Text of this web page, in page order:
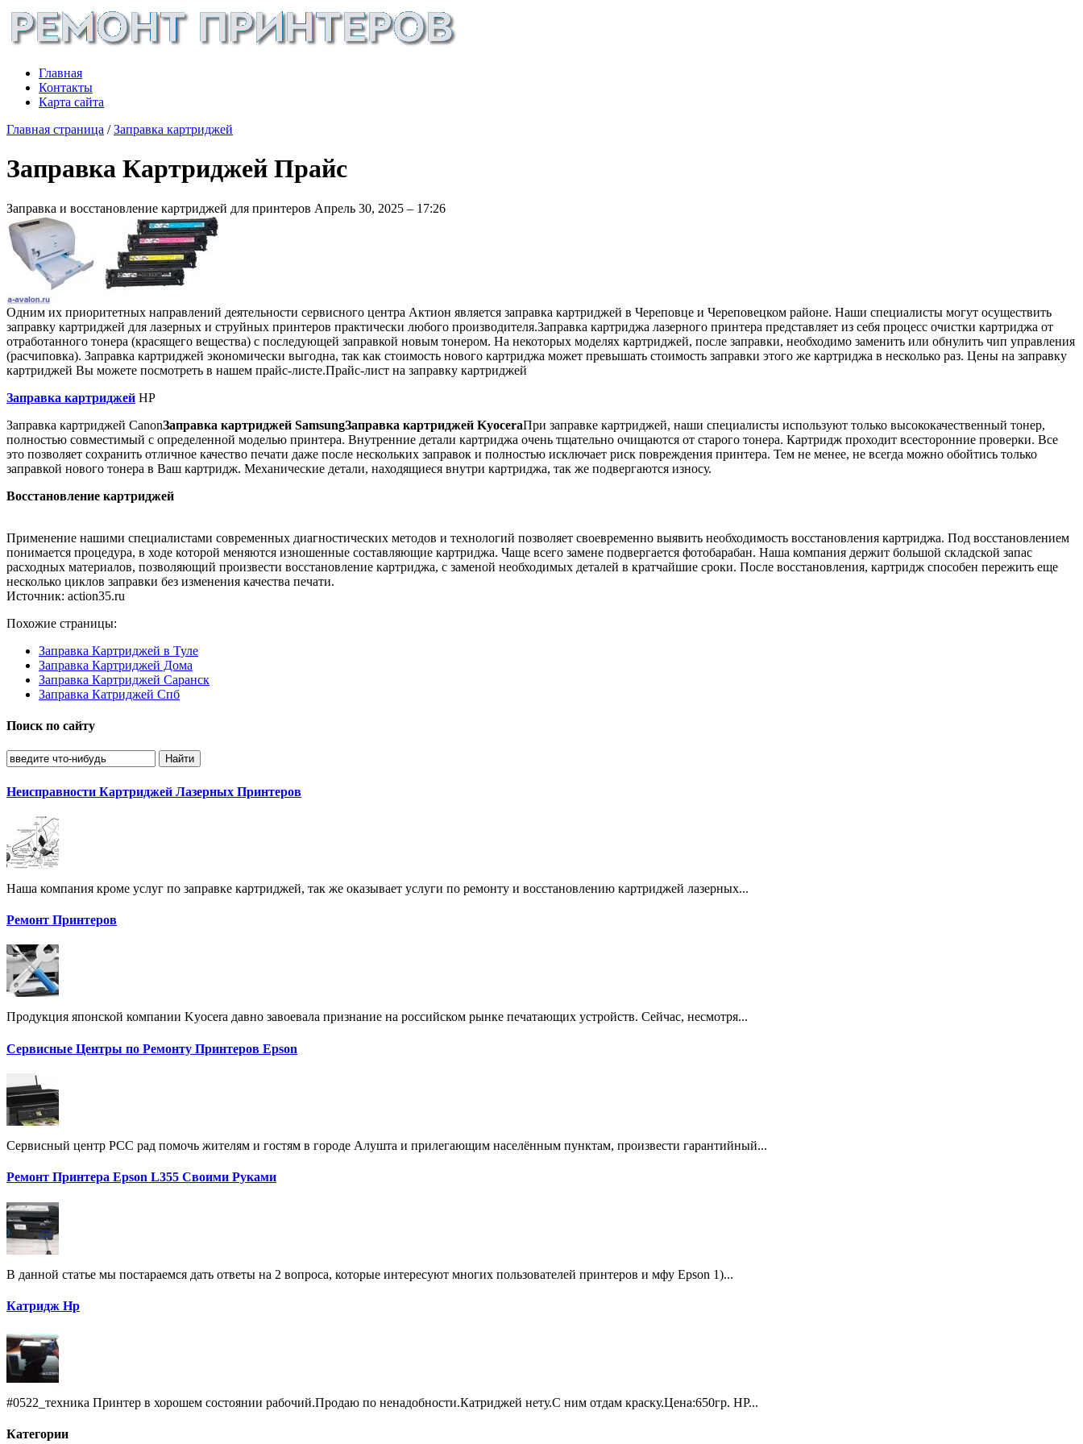
Главная
Контакты
Карта сайта
Главная страница /Заправка картриджей
Заправка Картриджей Прайс
Заправка и восстановление картриджей для принтеров Апрель 30, 2025 – 17:26
Одним их приоритетных направлений деятельности сервисного центра Актион является заправка картриджей в Череповце и Череповецком районе. Наши специалисты могут осуществить
заправку картриджей для лазерных и струйных принтеров практически любого производителя.Заправка картриджа лазерного принтера представляет из себя процесс очистки картриджа от
отработанного тонера (красящего вещества) с последующей заправкой новым тонером. На некоторых моделях картриджей, после заправки, необходимо заменить или обнулить чип управления
(расчиповка). Заправка картриджей экономически выгодна, так как стоимость нового картриджа может превышать стоимость заправки этого же картриджа в несколько раз. Цены на заправку
картриджей Вы можете посмотреть в нашем прайс-листе.Прайс-лист на заправку картриджей
Заправка картриджей HP
Заправка картриджей CanonЗаправка картриджей SamsungЗаправка картриджей KyoceraПри заправке картриджей, наши специалисты используют только высококачественный тонер,
полностью совместимый с определенной моделью принтера. Внутренние детали картриджа очень тщательно очищаются от старого тонера. Картридж проходит всесторонние проверки. Все
это позволяет сохранить отличное качество печати даже после нескольких заправок и полностью исключает риск повреждения принтера. Тем не менее, не всегда можно обойтись только
заправкой нового тонера в Ваш картридж. Механические детали, находящиеся внутри картриджа, так же подвергаются износу.
Восстановление картриджей
Применение нашими специалистами современных диагностических методов и технологий позволяет своевременно выявить необходимость восстановления картриджа. Под восстановлением
понимается процедура, в ходе которой меняются изношенные составляющие картриджа. Чаще всего замене подвергается фотобарабан. Наша компания держит большой складской запас
расходных материалов, позволяющий произвести восстановление картриджа, с заменой необходимых деталей в кратчайшие сроки. После восстановления, картридж способен пережить еще
несколько циклов заправки без изменения качества печати.
Источник: action35.ru
Похожие страницы:
Заправка Картриджей в Туле
Заправка Картриджей Дома
Заправка Картриджей Саранск
Заправка Катриджей Спб
Поиск по сайту
Неисправности Картриджей Лазерных Принтеров
Наша компания кроме услуг по заправке картриджей, так же оказывает услуги по ремонту и восстановлению картриджей лазерных...
Ремонт Принтеров
Продукция японской компании Kyocera давно завоевала признание на российском рынке печатающих устройств. Сейчас, несмотря...
Сервисные Центры по Ремонту Принтеров Epson
Сервисный центр РСС рад помочь жителям и гостям в городе Алушта и прилегающим населённым пунктам, произвести гарантийный...
Ремонт Принтера Epson L355 Своими Руками
В данной статье мы постараемся дать ответы на 2 вопроса, которые интересуют многих пользователей принтеров и мфу Epson 1)...
Катридж Hp
#0522_техника Принтер в хорошем состоянии рабочий.Продаю по ненадобности.Катриджей нету.С ним отдам краску.Цена:650гр. HP...
Категории